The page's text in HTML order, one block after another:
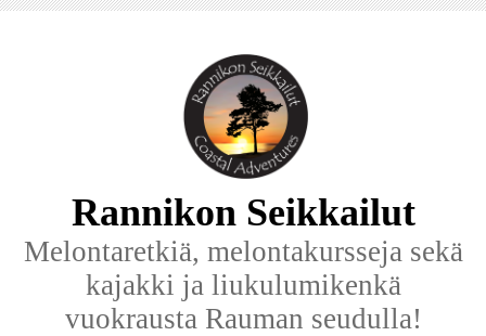
Rannikon Seikkailut
Melontaretkiä, melontakursseja sekä
kajakki ja liukulumikenkä
vuokrausta Rauman seudulla!